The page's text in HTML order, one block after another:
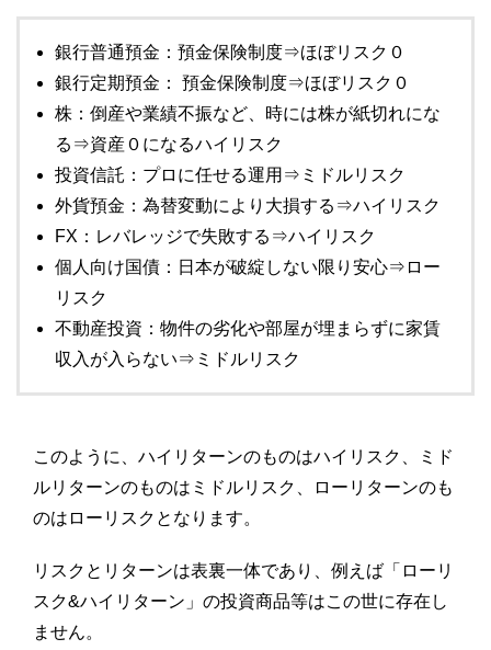
銀行普通預金：預金保険制度⇒ほぼリスク０
銀行定期預金： 預金保険制度⇒ほぼリスク０
株：倒産や業績不振など、時には株が紙切れにな
る⇒資産０になるハイリスク
投資信託：プロに任せる運用⇒ミドルリスク
外貨預金：為替変動により大損する⇒ハイリスク
FX：レバレッジで失敗する⇒ハイリスク
個人向け国債：日本が破綻しない限り安心⇒ロー
リスク
不動産投資：物件の劣化や部屋が埋まらずに家賃
収入が入らない⇒ミドルリスク
このように、ハイリターンのものはハイリスク、ミド
ルリターンのものはミドルリスク、ローリターンのも
のはローリスクとなります。
リスクとリターンは表裏一体であり、例えば「ローリ
スク&ハイリターン」の投資商品等はこの世に存在し
ません。